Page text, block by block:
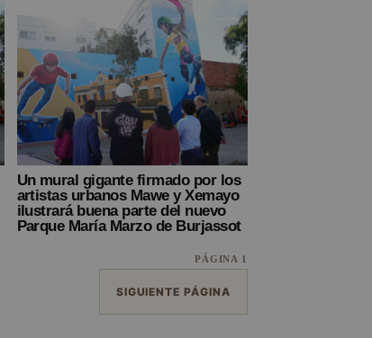
Un mural gigante firmado por los
artistas urbanos Mawe y Xemayo
ilustrará buena parte del nuevo
Parque María Marzo de Burjassot
PÁGINA 1
SIGUIENTE PÁGINA